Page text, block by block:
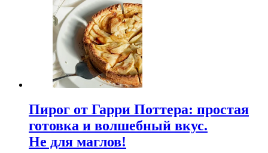
Пирог от Гарри Поттера: простая
готовка и волшебный вкус.
Не для маглов!